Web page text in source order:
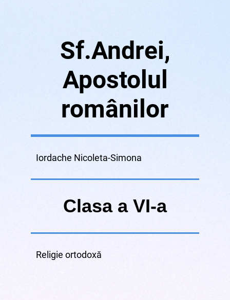
Sf.Andrei,
Apostolul
românilor
Iordache Nicoleta-Simona
Clasa a VI-a
Religie ortodoxă